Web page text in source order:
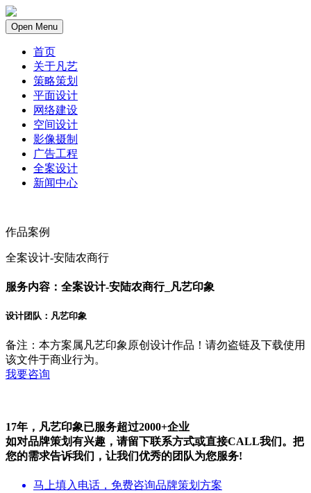
Open Menu
首页
关于凡艺
策略策划
平面设计
网络建设
空间设计
影像摄制
广告工程
全案设计
新闻中心
作品案例
全案设计-安陆农商行
服务内容：全案设计-安陆农商行_凡艺印象
设计团队：凡艺印象
备注：本方案属凡艺印象原创设计作品！请勿盗链及下载使用
该文件于商业行为。
我要咨询
17年，凡艺印象已服务超过2000+企业
如对品牌策划有兴趣，请留下联系方式或直接CALL我们。把
您的需求告诉我们，让我们优秀的团队为您服务!
马上填入电话，免费咨询品牌策划方案